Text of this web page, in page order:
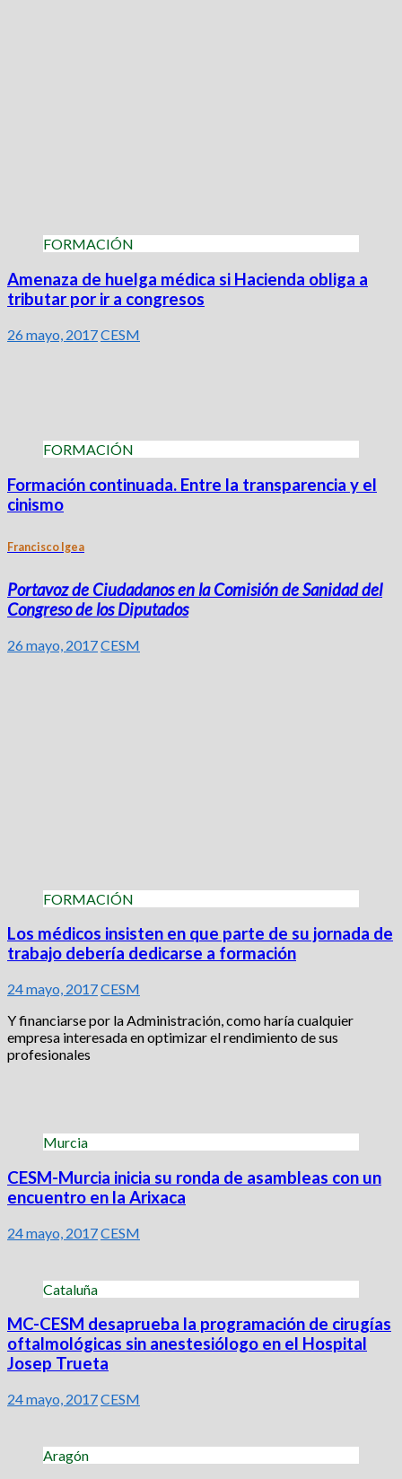
FORMACIÓN
Amenaza de huelga médica si Hacienda obliga a
tributar por ir a congresos
26 mayo, 2017CESM
FORMACIÓN
Formación continuada. Entre la transparencia y el
cinismo
Francisco Igea
Portavoz de Ciudadanos en la Comisión de Sanidad del
Congreso de los Diputados
26 mayo, 2017CESM
FORMACIÓN
Los médicos insisten en que parte de su jornada de
trabajo debería dedicarse a formación
24 mayo, 2017CESM
Y financiarse por la Administración, como haría cualquier
empresa interesada en optimizar el rendimiento de sus
profesionales
Murcia
CESM-Murcia inicia su ronda de asambleas con un
encuentro en la Arixaca
24 mayo, 2017CESM
Cataluña
MC-CESM desaprueba la programación de cirugías
oftalmológicas sin anestesiólogo en el Hospital
Josep Trueta
24 mayo, 2017CESM
Aragón